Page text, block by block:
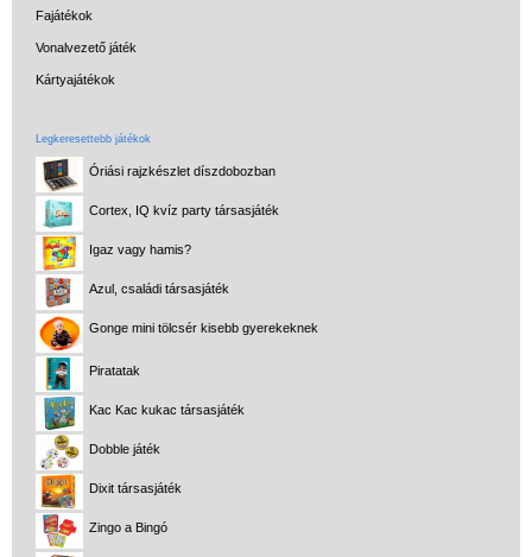
Fajátékok
Vonalvezető játék
Kártyajátékok
Legkeresettebb játékok
Óriási rajzkészlet díszdobozban
Cortex, IQ kvíz party társasjáték
Igaz vagy hamis?
Azul, családi társasjáték
Gonge mini tölcsér kisebb gyerekeknek
Piratatak
Kac Kac kukac társasjáték
Dobble játék
Dixit társasjáték
Zingo a Bingó